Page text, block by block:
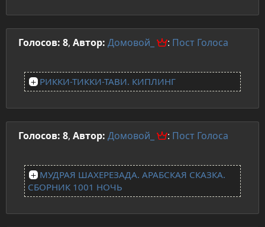
Голосов: 8, Автор: Домовой_ : Пост Голоса
РИККИ-ТИККИ-ТАВИ. КИПЛИНГ
Голосов: 8, Автор: Домовой_ : Пост Голоса
МУДРАЯ ШАХЕРЕЗАДА. АРАБСКАЯ СКАЗКА.
СБОРНИК 1001 НОЧЬ